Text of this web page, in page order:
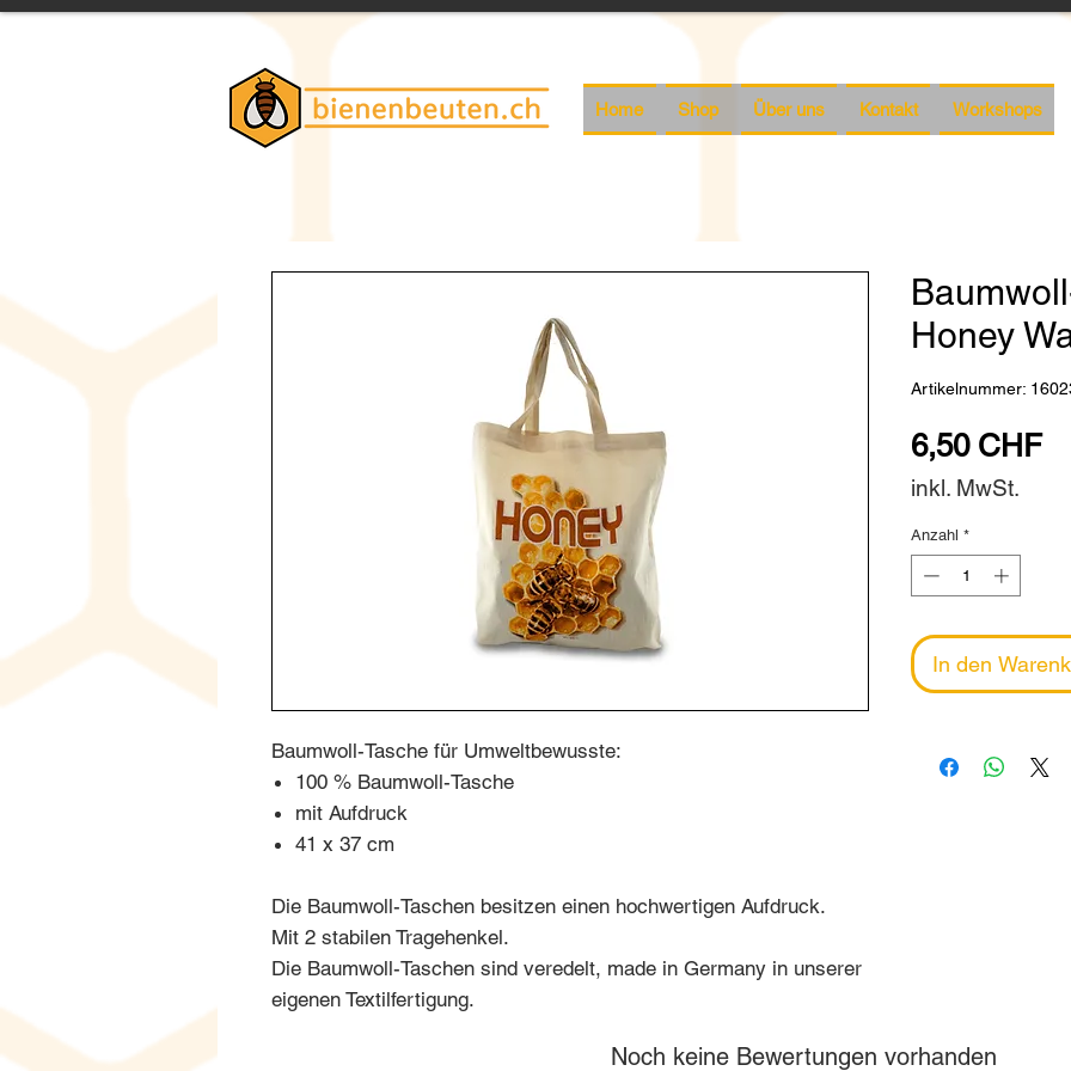
Home Shop Über uns Kontakt Workshops
Baumwoll-Tasche für Umweltbewusste:
100 % Baumwoll-Tasche
mit Aufdruck
41 x 37 cm
Die Baumwoll-Taschen besitzen einen hochwertigen Aufdruck.
Mit 2 stabilen Tragehenkel.
Die Baumwoll-Taschen sind veredelt, made in Germany in unserer
eigenen Textilfertigung.
Honey
Artikelnummer:
6,50 CHF
inkl. MwSt.
Anzahl *
In den
Noch keine Bewertungen vorhanden